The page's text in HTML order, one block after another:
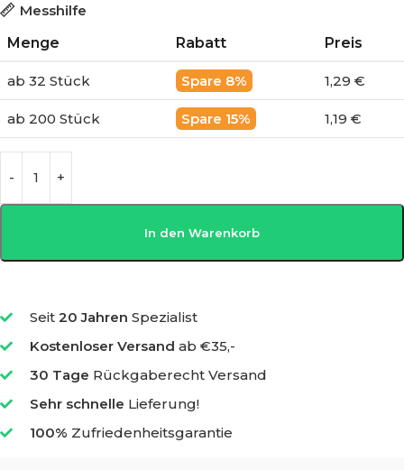
Messhilfe
Menge
Rabatt Preis
ab 32 Stück 8% 1,29 €
ab 200 Stück 15% 1,19 €
In den Warenkorb
Seit 20 Jahren Spezialist
Kostenloser Versand ab €35,-
30 Tage Rückgaberecht Versand
Sehr schnelle Lieferung!
100% Zufriedenheitsgarantie